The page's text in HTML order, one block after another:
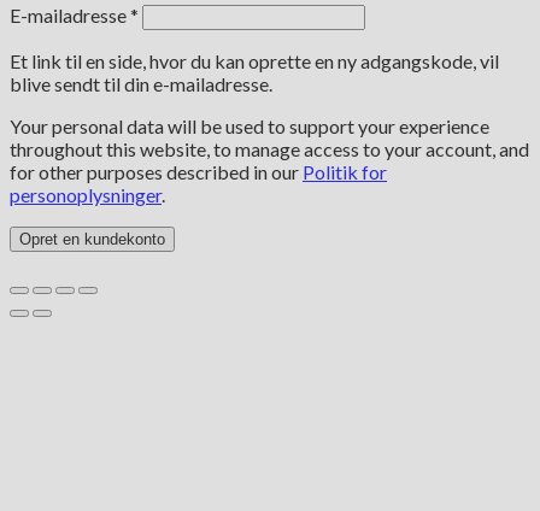
E-mailadresse* Påkrævet
Et link til en side, hvor du kan oprette en ny adgangskode, vil
blive sendt til din e-mailadresse.
Your personal data will be used to support your experience
throughout this website, to manage access to your account, and
for other purposes described in our Politik for
personoplysninger.
Opret en kundekonto